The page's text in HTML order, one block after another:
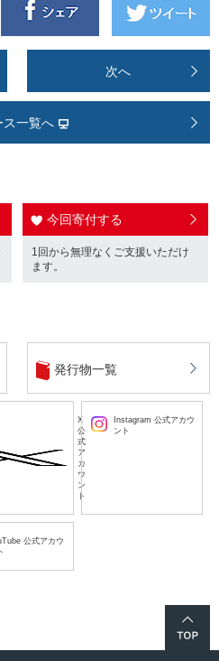
次へ
ス一覧へ
今回寄付する
1回から無理なくご支援いただけ
ます。
発行物一覧
X
公
式
ア
カ
ウ
ン
ト
Instagram 公式アカウ
ント
公式アカウ